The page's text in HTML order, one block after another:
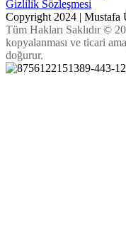
Gizlilik Sözleşmesi
Copyright 2024 | Mustafa
Tüm Hakları Saklıdır ©
kopyalanması ve ticari
doğurur.